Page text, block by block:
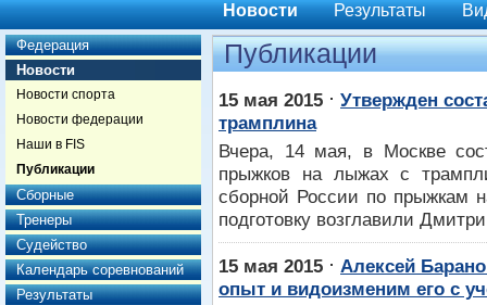
Новости Результаты
Федерация
Новости
Новости спорта
Новости федерации
Наши в FIS
Публикации
Сборные
Тренеры
Судейство
Календарь соревнований
Результаты
Публикации
15 мая 2015 ⋅ Утвержден
трамплина
Вчера, 14 мая, в Москве
прыжков на лыжах с
сборной России по прыжкам
подготовку возглавили
15 мая 2015 ⋅ Алексей
опыт и видоизменим его с